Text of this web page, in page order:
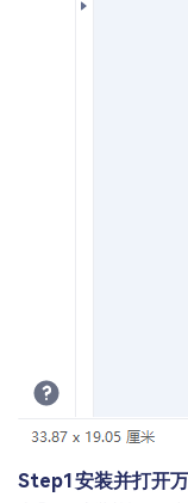
Step1安装并打开